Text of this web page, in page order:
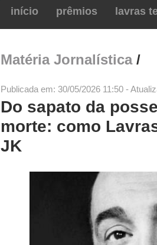
início prêmios lavras
Matéria Jornalística/
Publicada em: 30/05/2026 11:50 -
Do sapato da
morte: como
JK